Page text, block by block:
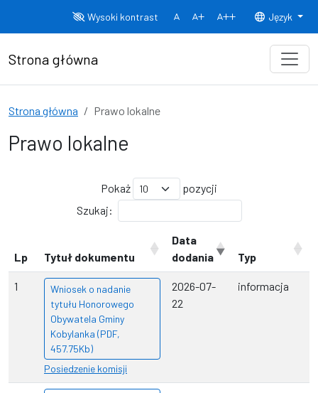
Wysoki kontrast
Normalny rozmiar czcionki
Rozmiar czcionki 150% Rozmiar
Język
Strona główna
Strona główna Prawo lokalne
Prawo lokalne
Pokaż
pozycji
Szukaj:
Lp Tytuł dokumentu
Data
dodania
Typ
1
Wniosek o nadanie
tytułu Honorowego
Obywatela Gminy
Kobylanka (PDF,
457.75Kb)
Posiedzenie komisji
2026-07-
22
informacja